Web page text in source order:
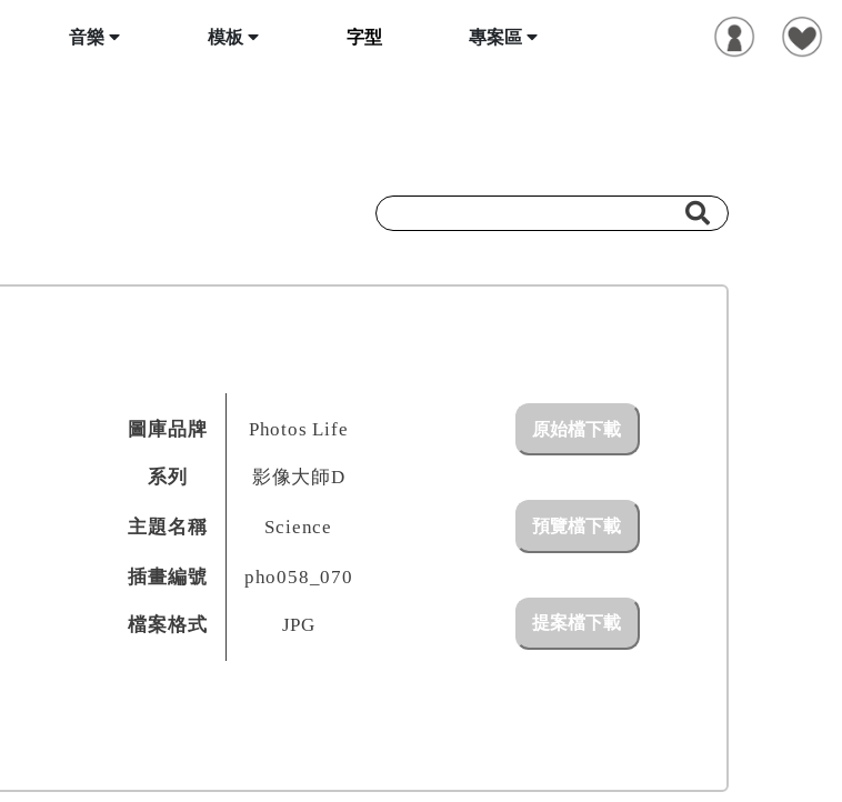
音樂 模板 字型 專案區
圖庫品牌 Photos Life
系列 影像大師D
主題名稱 Science
插畫編號 pho058_070
檔案格式 JPG
原始檔下載
預覽檔下載
提案檔下載